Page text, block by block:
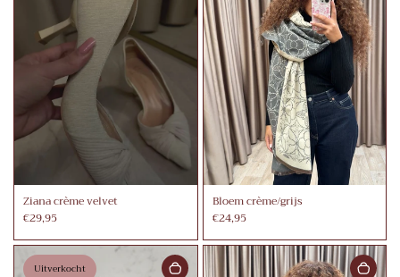
Ziana crème velvet
€29,95
Bloem crème/grijs
€24,95
Uitverkocht